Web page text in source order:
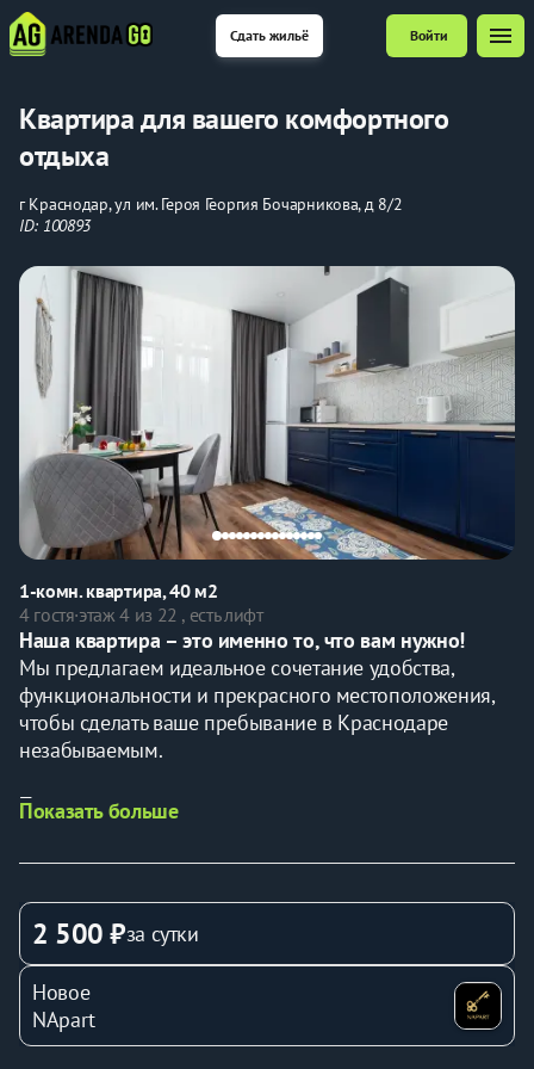
Сдать жильё Войти menu
Квартира для вашего комфортного
отдыха
г Краснодар, ул им. Героя Георгия Бочарникова, д 8/2
ID: 100893
1-комн. квартира, 40 м2
4 гостя·этаж 4 из 22 , есть лифт
Наша квартира – это именно то, что вам нужно!
Мы предлагаем идеальное сочетание удобства,
функциональности и прекрасного местоположения,
чтобы сделать ваше пребывание в Краснодаре
незабываемым.
Почему снять нашу квартиру посуточно – это
💎Прежде всего, это удобное расположение. Всего в
Галицкого, парк Облаков, Японский сад и стадион
"Краснодар" – жемчужины города, которые
обязательно стоит посетить. Если ваша поездка
связана с медицинскими нуждами, то в 10 минутах от
нас находится
💎В шаговой доступности находятся два крупных ТЦ
Показать больше
2 500 ₽за сутки
Новое
NApart